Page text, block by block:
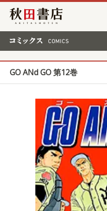
秋田書店
GO ANd GO 第12巻